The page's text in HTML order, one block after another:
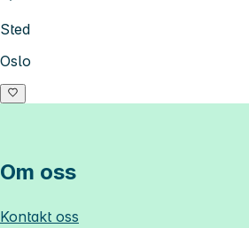
Sted
Oslo
Om oss
Kontakt oss